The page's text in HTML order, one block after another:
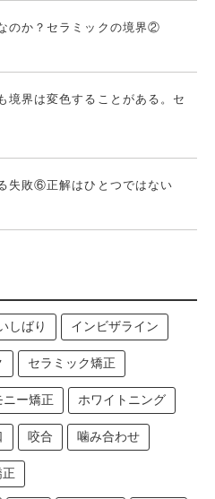
のか？セラミックの境界②
境界は変色することがある。セ
失敗⑥正解はひとつではない
しばり インビザライン
セラミック矯正
ニー矯正 ホワイトニング
咬合 噛み合わせ